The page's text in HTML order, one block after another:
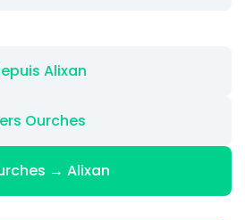
Alixan
Ourches
→ Alixan